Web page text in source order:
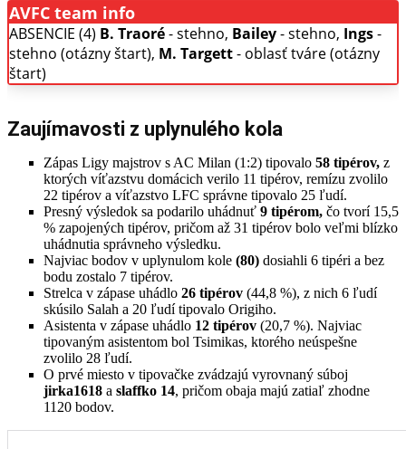
AVFC team info
ABSENCIE (4) B. Traoré- stehno, Bailey- stehno, Ings-
stehno (otázny štart), M. Targett- oblasť tváre (otázny
štart)
Zaujímavosti z uplynulého kola
Zápas Ligy majstrov s AC Milan (1:2) tipovalo 58 tipérov, z
ktorých víťazstvu domácich verilo 11 tipérov, remízu zvolilo
22 tipérov a víťazstvo LFC správne tipovalo 25 ľudí.
Presný výsledok sa podarilo uhádnuť 9 tipérom, čo tvorí 15,5
% zapojených tipérov, pričom až 31 tipérov bolo veľmi blízko
uhádnutia správneho výsledku.
Najviac bodov v uplynulom kole (80) dosiahli 6 tipéri a bez
bodu zostalo 7 tipérov.
Strelca v zápase uhádlo 26 tipérov (44,8 %), z nich 6 ľudí
skúsilo Salah a 20 ľudí tipovalo Origiho.
Asistenta v zápase uhádlo 12 tipérov (20,7 %). Najviac
tipovaným asistentom bol Tsimikas, ktorého neúspešne
zvolilo 28 ľudí.
O prvé miesto v tipovačke zvádzajú vyrovnaný súboj
jirka1618 a slaffko 14, pričom obaja majú zatiaľ zhodne
1120 bodov.